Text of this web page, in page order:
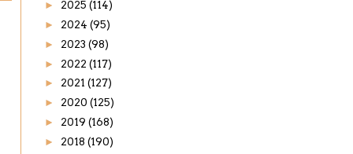
► 2025 (114)
► 2024 (95)
► 2023 (98)
► 2022 (117)
► 2021 (127)
► 2020 (125)
► 2019 (168)
► 2018 (190)